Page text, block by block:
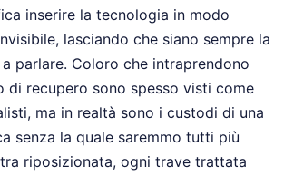
inserire la tecnologia in modo
lasciando che siano sempre la
parlare. Coloro che intraprendono
di recupero sono spesso visti come
ma in realtà sono i custodi di una
senza la quale saremmo tutti più
riposizionata, ogni trave trattata